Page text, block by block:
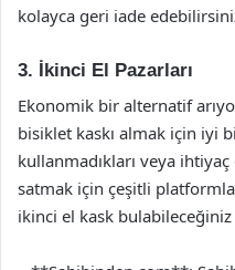
kolayca geri iade
3. İkinci El Pazarları
Ekonomik bir alternatif
bisiklet kaskı almak için iyi
kullanmadıkları veya ihtiyaç
satmak için çeşitli
ikinci el kask